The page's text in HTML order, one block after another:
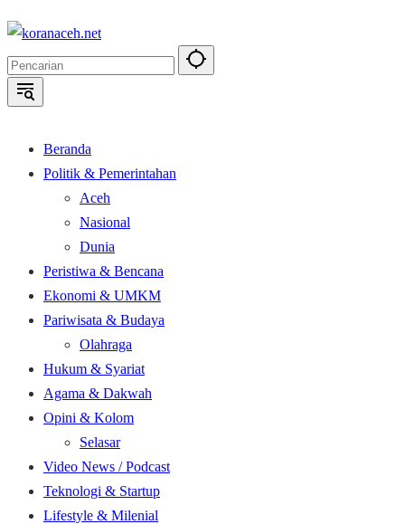
Langsung
konten
Beranda
Politik & Pemerintahan
Aceh
Nasional
Dunia
Peristiwa & Bencana
Ekonomi & UMKM
Pariwisata & Budaya
Olahraga
Hukum & Syariat
Agama & Dakwah
Opini & Kolom
Selasar
Video News / Podcast
Teknologi & Startup
Lifestyle & Milenial